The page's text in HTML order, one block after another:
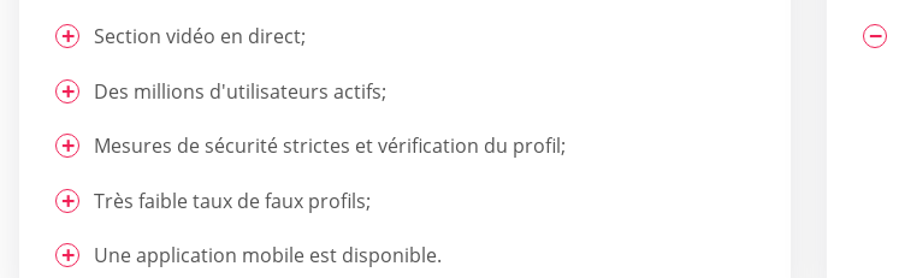
Section vidéo en direct;
Des millions d'utilisateurs actifs;
Mesures de sécurité strictes et vérification du profil;
Très faible taux de faux profils;
Une application mobile est disponible.